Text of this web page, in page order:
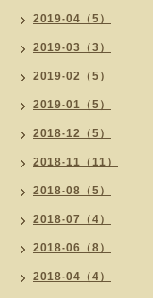
2019-04（5）
2019-03（3）
2019-02（5）
2019-01（5）
2018-12（5）
2018-11（11）
2018-08（5）
2018-07（4）
2018-06（8）
2018-04（4）